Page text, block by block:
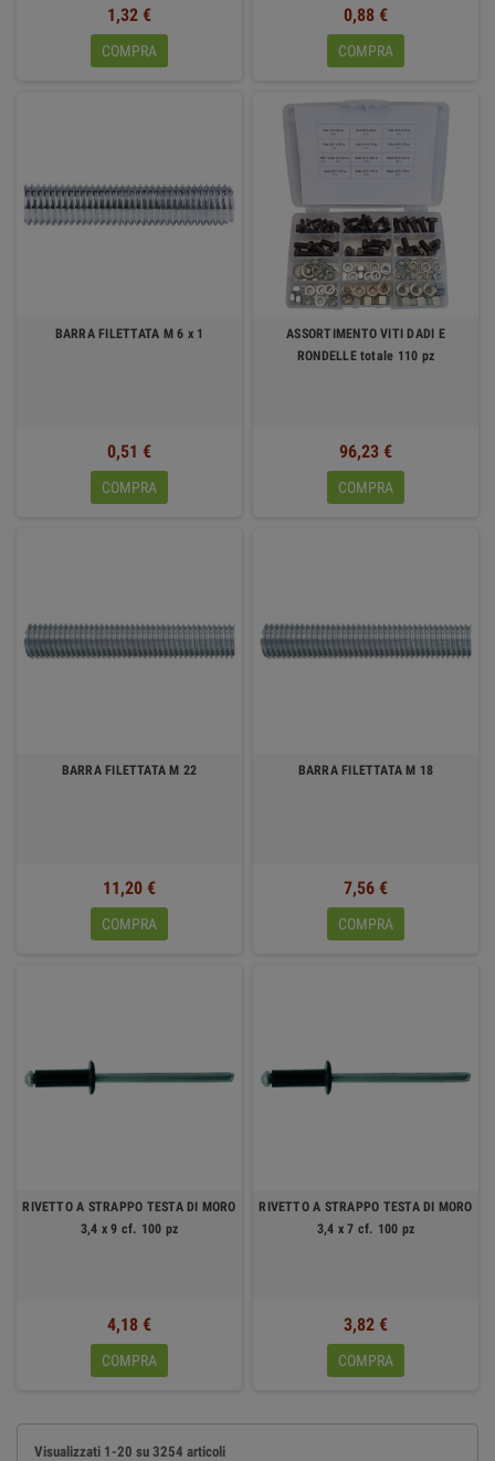
1,32 €
COMPRA
0,88 €
COMPRA
BARRA FILETTATA M 6 x 1
0,51 €
COMPRA
ASSORTIMENTO VITI DADI E
RONDELLE totale 110 pz
96,23 €
COMPRA
BARRA FILETTATA M 22
11,20 €
COMPRA
BARRA FILETTATA M 18
7,56 €
COMPRA
RIVETTO A STRAPPO TESTA DI MORO
3,4 x 9 cf. 100 pz
4,18 €
COMPRA
RIVETTO A STRAPPO TESTA DI MORO
3,4 x 7 cf. 100 pz
3,82 €
COMPRA
Visualizzati 1-20 su 3254 articoli